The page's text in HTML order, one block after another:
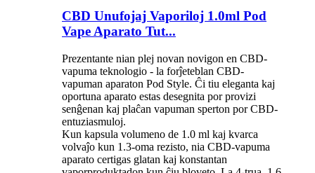
CBD Unufojaj Vaporiloj 1.0ml Pod
Vape Aparato Tut...
Prezentante nian plej novan novigon en CBD-
vapuma teknologio - la forĵeteblan CBD-
vapuman aparaton Pod Style. Ĉi tiu eleganta kaj
oportuna aparato estas desegnita por provizi
senĝenan kaj plaĉan vapuman sperton por CBD-
entuziasmuloj.
Kun kapsula volumeno de 1.0 ml kaj kvarca
volvaĵo kun 1.3-oma rezisto, nia CBD-vapuma
aparato certigas glatan kaj konstantan